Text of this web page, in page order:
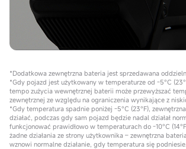
*Dodatkowa zewnętrzna bateria jest sprzedawana
*Gdy pojazd jest użytkowany w temperaturze od -5°C
tempo zużycia wewnętrznej baterii może przewyższać
zewnętrznej ze względu na ograniczenia wynikające z
*Gdy temperatura spadnie poniżej -5°C (23°F),
działać, podczas gdy sam pojazd będzie nadal działał
funkcjonować prawidłowo w temperaturach do -10°C
żadne działania ze strony użytkownika – zewnętrzna
wznowi normalne działanie, gdy temperatura się podniesie.